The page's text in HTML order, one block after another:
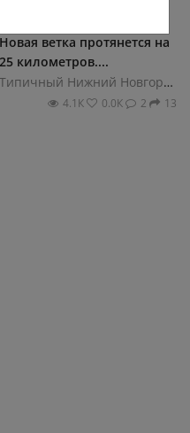
Новая ветка протянется на
25 километров....
Типичный Нижний Новгород
4.1К 0.0К 2 13